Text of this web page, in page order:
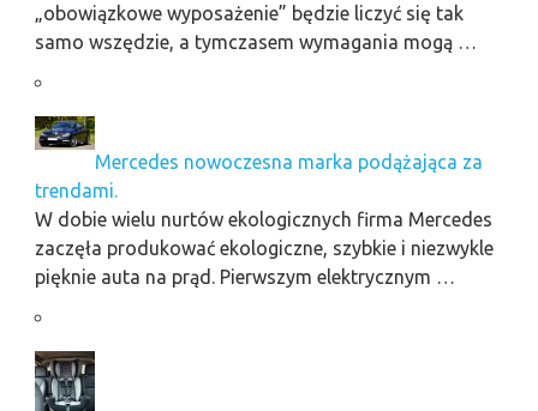
„obowiązkowe wyposażenie” będzie liczyć się tak
samo wszędzie, a tymczasem wymagania mogą …
Mercedes nowoczesna marka podążająca za
trendami.
W dobie wielu nurtów ekologicznych firma Mercedes
zaczęła produkować ekologiczne, szybkie i niezwykle
pięknie auta na prąd. Pierwszym elektrycznym …